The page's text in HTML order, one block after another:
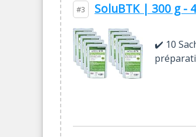
#3 SoluBTK | 300 g -
✔️ 10